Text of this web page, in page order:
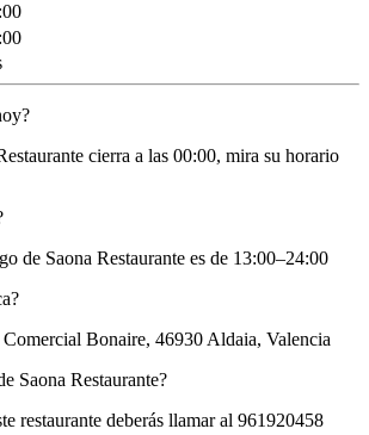
cierra a las 00:00, mira su horario
de Saona Restaurante es de 13:00–24:00
Bonaire, 46930 Aldaia, Valencia
Saona Restaurante?
restaurante deberás llamar al 961920458